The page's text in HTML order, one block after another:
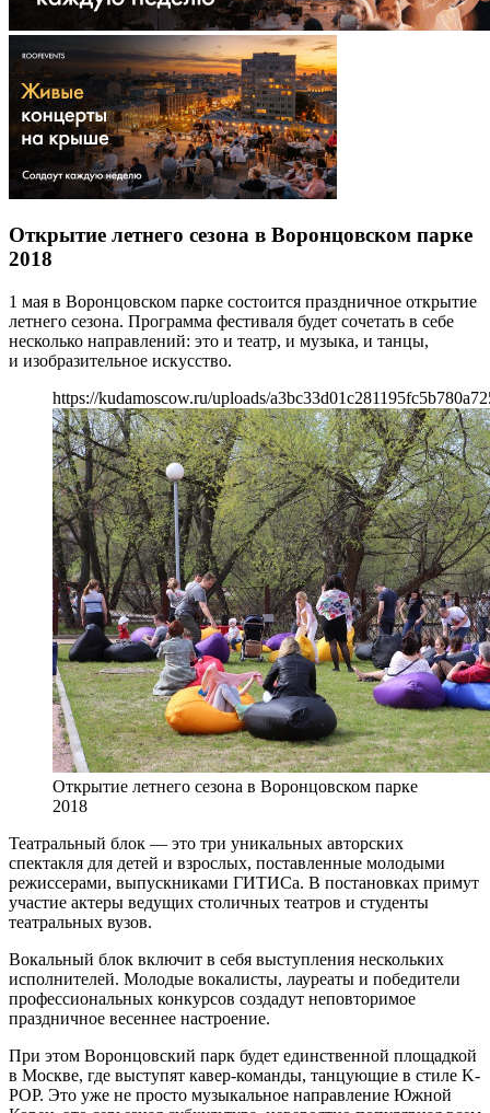
Открытие летнего сезона в Воронцовском парке
2018
1 мая в Воронцовском парке состоится праздничное открытие
летнего сезона. Программа фестиваля будет сочетать в себе
несколько направлений: это и театр, и музыка, и танцы,
и изобразительное искусство.
https://kudamoscow.ru/uploads/
Открытие летнего сезона в Воронцовском парке
2018
Театральный блок — это три уникальных авторских
спектакля для детей и взрослых, поставленные молодыми
режиссерами, выпускниками ГИТИСа. В постановках примут
участие актеры ведущих столичных театров и студенты
театральных вузов.
Вокальный блок включит в себя выступления нескольких
исполнителей. Молодые вокалисты, лауреаты и победители
профессиональных конкурсов создадут неповторимое
праздничное весеннее настроение.
При этом Воронцовский парк будет единственной площадкой
в Москве, где выступят кавер-команды, танцующие в стиле K-
POP. Это уже не просто музыкальное направление Южной